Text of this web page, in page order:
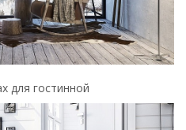
для гостинной